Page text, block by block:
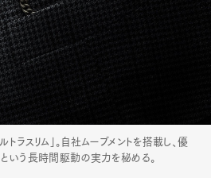
ラスリム」。自社ムーブメントを搭載し、優
いう長時間駆動の実力を秘める。